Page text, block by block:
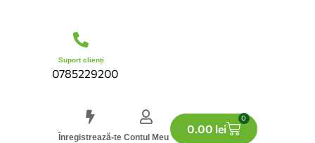
Suport clienți
0785229200
Înregistrează-te Contul Meu
0.00 lei
0